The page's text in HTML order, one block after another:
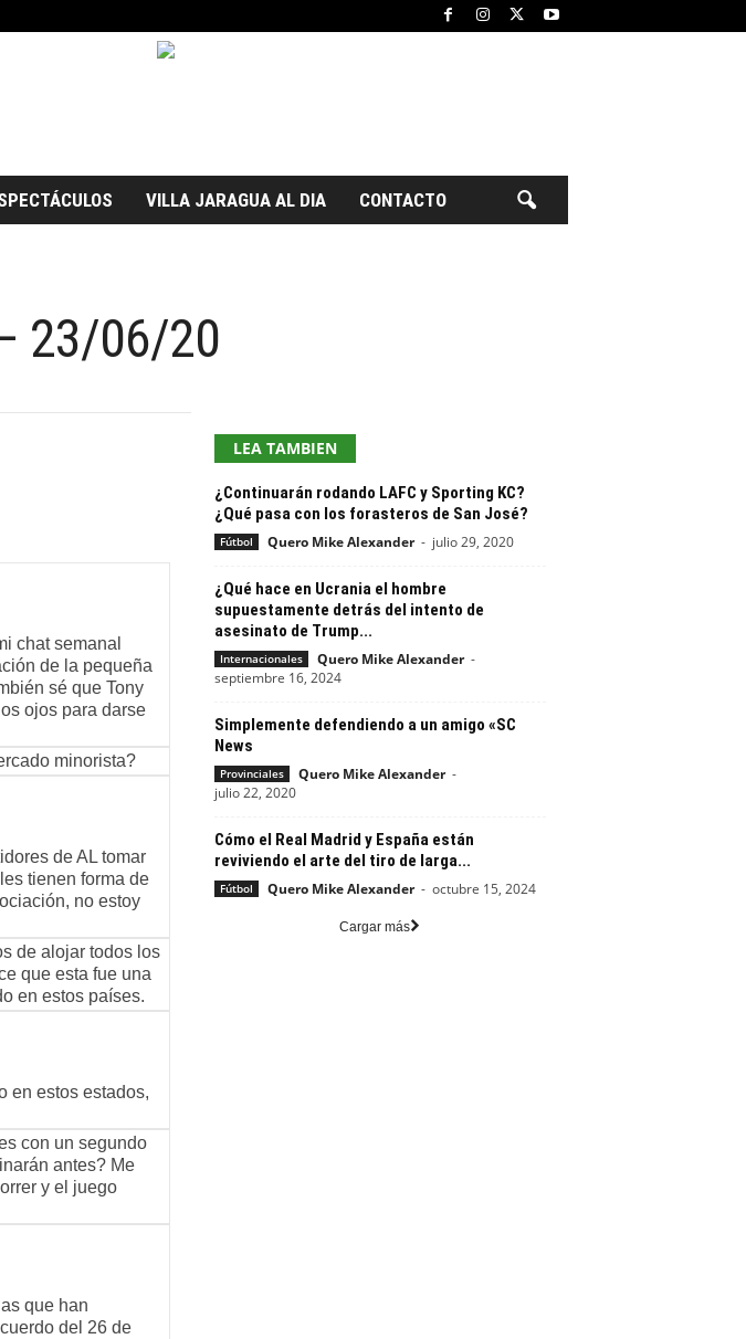
VILLA JARAGUA AL DIA CONTACTO
23/06/20
chat semanal
de la pequeña
sé que Tony
ojos para darse
minorista?
de AL tomar
tienen forma de
no estoy
de alojar todos los
que esta fue una
en estos países.
en estos estados,
con un segundo
antes? Me
y el juego
que han
del 26 de
LEA TAMBIEN
¿Continuarán rodando LAFC y Sporting KC?
¿Qué pasa con los forasteros de San José?
Fútbol Quero Mike Alexander - julio 29, 2020
¿Qué hace en Ucrania el hombre
supuestamente detrás del intento de
asesinato de Trump...
Internacionales Quero Mike Alexander -
septiembre 16, 2024
Simplemente defendiendo a un amigo «SC
News
Provinciales Quero Mike Alexander -
julio 22, 2020
Cómo el Real Madrid y España están
reviviendo el arte del tiro de larga...
Fútbol Quero Mike Alexander - octubre 15, 2024
Cargar más